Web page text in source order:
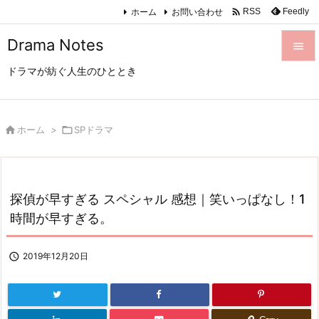
Drama Notes
ドラマが紡ぐ人生のひととき

次へ
検索
ホーム お問い合わせ  RSS Feedly
 ホーム > SPドラマ
探偵が早すぎる スペシャル 感想｜笑いっぱなし！1
時間が早すぎる。
 2019年12月20日